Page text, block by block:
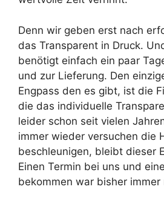
Denn wir geben erst nach
das Transparent in Druck.
benötigt einfach ein paar
und zur Lieferung. Den
Engpass den es gibt, ist die
die das individuelle
leider schon seit vielen
immer wieder versuchen die
beschleunigen, bleibt dieser
Einen Termin bei uns und
bekommen war bisher immer